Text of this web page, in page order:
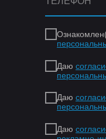
Даю
Даю
Даю